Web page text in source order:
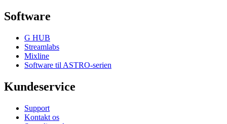
Software
G HUB
Streamlabs
Mixline
Software til ASTRO-serien
Kundeservice
Support
Kontakt os